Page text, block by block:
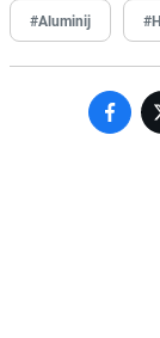
#Aluminij